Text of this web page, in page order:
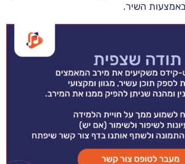
באמצעות השיר.